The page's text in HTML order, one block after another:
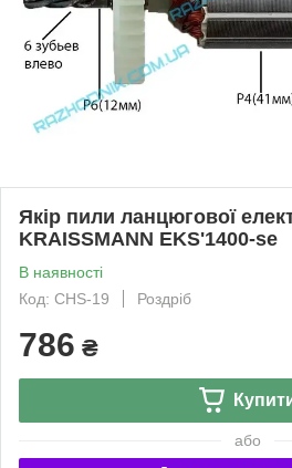
Якір пили ланцюгової
KRAISSMANN EKS'1400-se
В наявності
Код: CHS-19
Роздріб
786 ₴
або